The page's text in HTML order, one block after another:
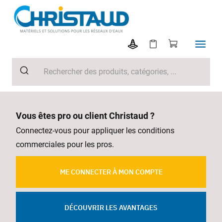
Vous êtes pro ou client Christaud ?
Connectez-vous pour appliquer les conditions
commerciales pour les pros.
ME CONNECTER À MON COMPTE
DÉCOUVRIR LES AVANTAGES